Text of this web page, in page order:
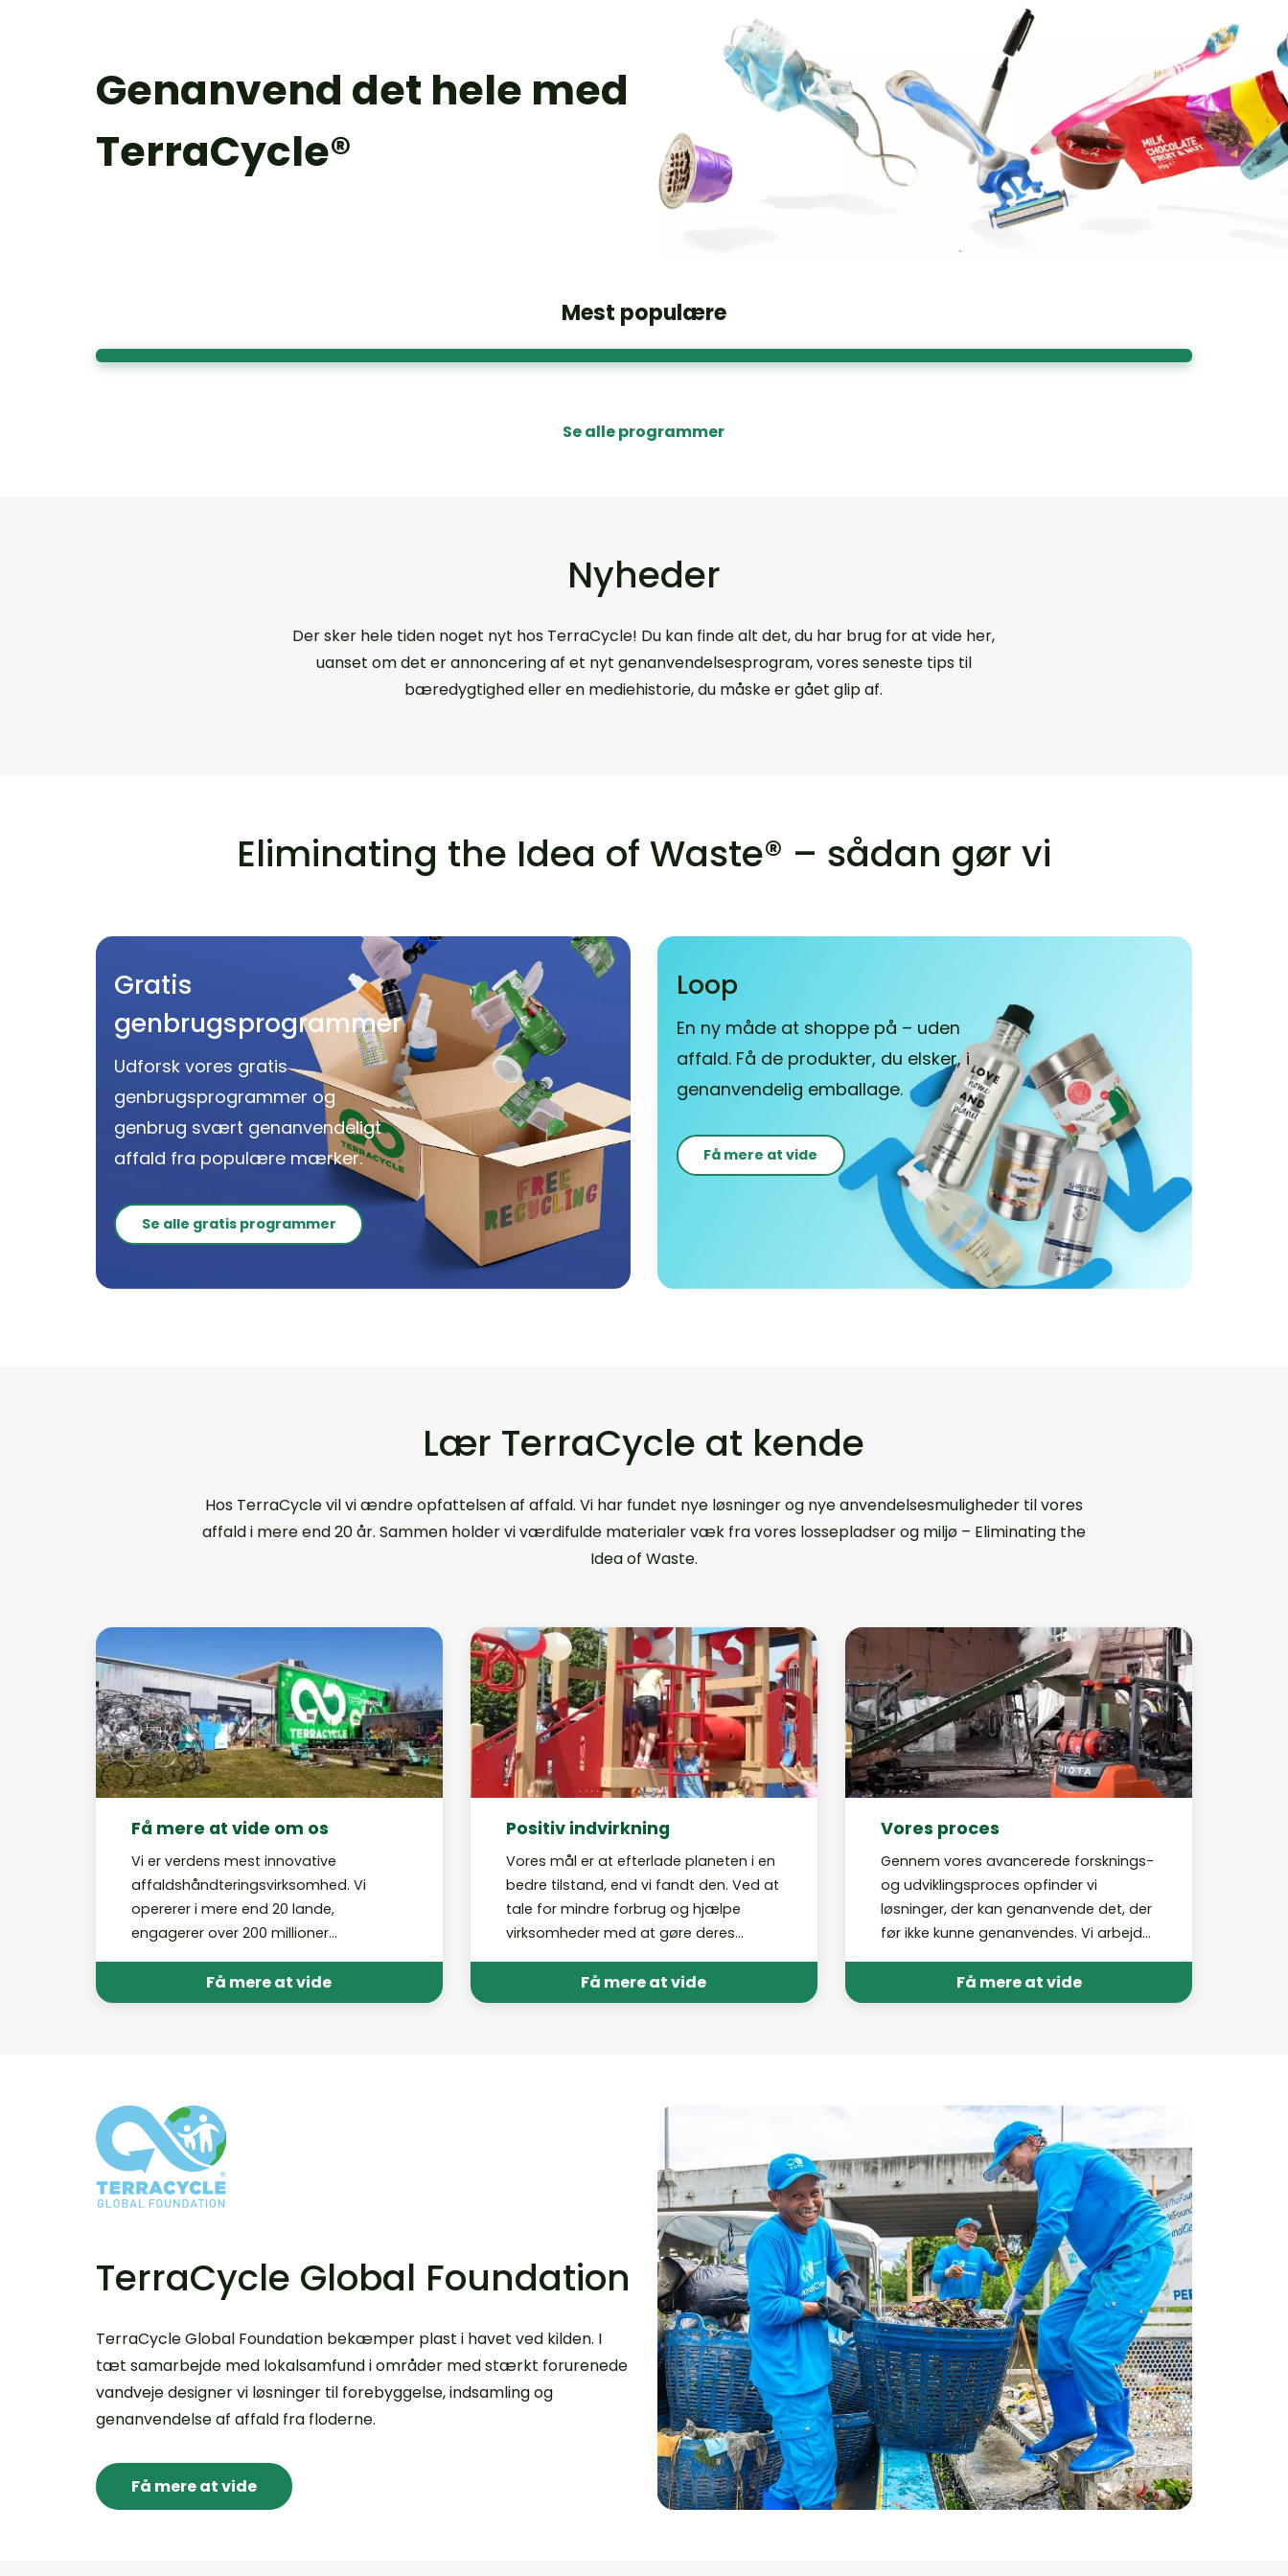
Genanvend det hele med
TerraCycle®
Mest populære
Se alle programmer
Nyheder
Der sker hele tiden noget nyt hos TerraCycle! Du kan finde alt det, du har brug for at vide her,
uanset om det er annoncering af et nyt genanvendelsesprogram, vores seneste tips til
bæredygtighed eller en mediehistorie, du måske er gået glip af.
Eliminating the Idea of Waste® – sådan gør vi
Gratis
genbrugsprogrammer
Udforsk vores gratis
genbrugsprogrammer og
genbrug svært genanvendeligt
affald fra populære mærker.
Se alle gratis programmer
Loop
En ny måde at shoppe på – uden
affald. Få de produkter, du elsker, i
genanvendelig emballage.
Få mere at vide
Lær TerraCycle at kende
Hos TerraCycle vil vi ændre opfattelsen af affald. Vi har fundet nye løsninger og nye anvendelsesmuligheder til vores
affald i mere end 20 år. Sammen holder vi værdifulde materialer væk fra vores lossepladser og miljø – Eliminating the
Idea of Waste.
Få mere at vide om os
Vi er verdens mest innovative
affaldshåndteringsvirksomhed. Vi
opererer i mere end 20 lande,
engagerer over 200 millioner
milliarder stykker affald på vores
forskellige platforme. Lær vores historie
Få mere at vide
Positiv indvirkning
Vores mål er at efterlade planeten i en
bedre tilstand, end vi fandt den. Ved at
tale for mindre forbrug og hjælpe
virksomheder med at gøre deres
genanvendelige arbejder vi hen imod
en fremtid, hvor vores
Få mere at vide
Vores proces
Gennem vores avancerede forsknings-
og udviklingsproces opfinder vi
løsninger, der kan genanvende det, der
før ikke kunne genanvendes. Vi arbejder
rammer og evaluerer konstant vores
processer for at sikre, at vi altid følger
Få mere at vide
TerraCycle Global Foundation
TerraCycle Global Foundation bekæmper plast i havet ved kilden. I
tæt samarbejde med lokalsamfund i områder med stærkt forurenede
vandveje designer vi løsninger til forebyggelse, indsamling og
genanvendelse af affald fra floderne.
Få mere at vide